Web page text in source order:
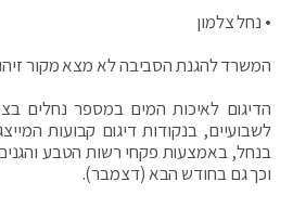
• נחל צלמון
המשרד להגנת הסביבה לא מצא מקור
הדיגום לאיכות המים במספר נחלים
לשבועיים, בנקודות דיגום קבועות
בנחל, באמצעות פקחי רשות הטבע
וכך גם בחודש הבא (דצמבר).